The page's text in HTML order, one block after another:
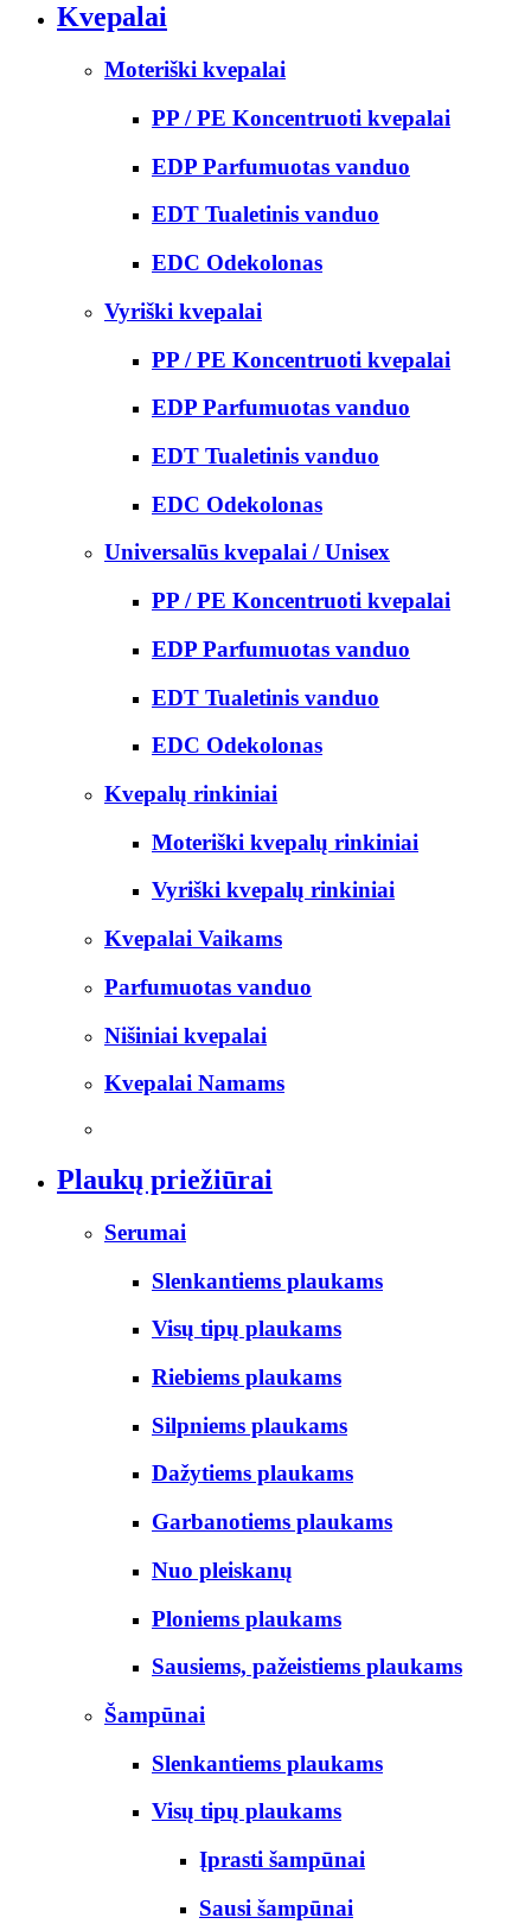
Kvepalai
Moteriški kvepalai
PP / PE Koncentruoti kvepalai
EDP Parfumuotas vanduo
EDT Tualetinis vanduo
EDC Odekolonas
Vyriški kvepalai
PP / PE Koncentruoti kvepalai
EDP Parfumuotas vanduo
EDT Tualetinis vanduo
EDC Odekolonas
Universalūs kvepalai / Unisex
PP / PE Koncentruoti kvepalai
EDP Parfumuotas vanduo
EDT Tualetinis vanduo
EDC Odekolonas
Kvepalų rinkiniai
Moteriški kvepalų rinkiniai
Vyriški kvepalų rinkiniai
Kvepalai Vaikams
Parfumuotas vanduo
Nišiniai kvepalai
Kvepalai Namams
Plaukų priežiūrai
Serumai
Slenkantiems plaukams
Visų tipų plaukams
Riebiems plaukams
Silpniems plaukams
Dažytiems plaukams
Garbanotiems plaukams
Nuo pleiskanų
Ploniems plaukams
Sausiems, pažeistiems plaukams
Šampūnai
Slenkantiems plaukams
Visų tipų plaukams
Įprasti šampūnai
Sausi šampūnai